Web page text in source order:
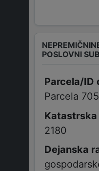
POSLOVNI
Parcela
2180